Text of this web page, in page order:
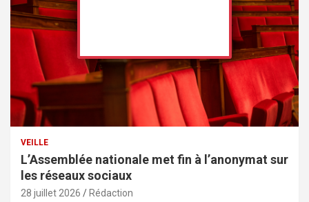
VEILLE
L’Assemblée nationale met fin à l’anonymat sur
les réseaux sociaux
28 juillet 2026 Rédaction